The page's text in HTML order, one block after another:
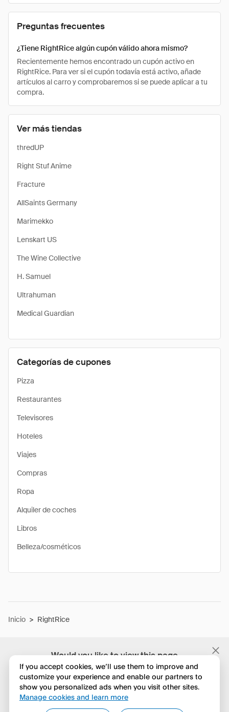
Would you like to view this page
in English?
No, seguir navegando
Ver más tiendas
thredUP
Right Stuf Anime
Fracture
AllSaints Germany
Marimekko
Lenskart US
The Wine Collective
H. Samuel
Ultrahuman
Medical Guardian
Categorías de cupones
Pizza
Restaurantes
Televisores
Hoteles
Viajes
Compras
Ropa
Alquiler de coches
Libros
Belleza/cosméticos
Preguntas frecuentes
¿Tiene RightRice algún cupón válido ahora mismo?
Recientemente hemos encontrado un cupón activo en
RightRice. Para ver si el cupón todavía está activo, añade
artículos al carro y comprobaremos si se puede aplicar a tu
compra.
Inicio > RightRice
If you accept cookies, we’ll use them to improve and
customize your experience and enable our partners to
show you personalized ads when you visit other sites.
Manage cookies and learn more